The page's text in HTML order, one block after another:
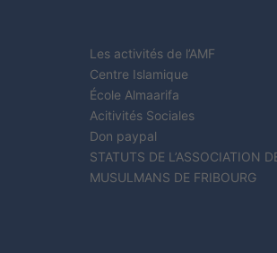
Les activités de l’AMF
Centre Islamique
École Almaarifa
Acitivités Sociales
Don paypal
STATUTS DE L’ASSOCIATION
MUSULMANS DE FRIBOURG